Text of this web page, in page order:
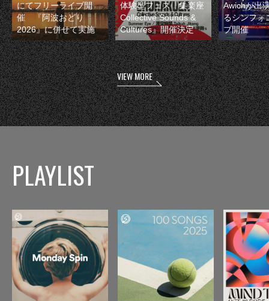
にてフリーライブ開
催 『阿波おどり
2026』に併せて実施
体験型フェス『集楽座
Collective Sounds &
Cultures』開催決定
Awichが出
るシンフォ
ブ開催
VIEW MORE
PLAYLIST